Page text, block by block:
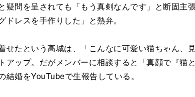
問を呈されても「もう真剣なんです」と断固主
ドレスを手作りした」と熱弁。
たという高城は、「こんなに可愛い猫ちゃん、
アップ。だがメンバーに相談すると「真顔で『
婚をYouTubeで生報告している。